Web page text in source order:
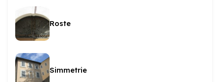
Roste
Simmetrie